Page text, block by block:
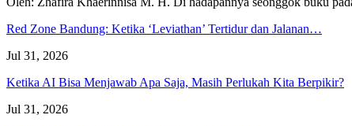
Red Zone Bandung: Ketika ‘Leviathan’ Tertidur dan Jalanan…
Jul 31, 2026
Ketika AI Bisa Menjawab Apa Saja, Masih Perlukah Kita Berpikir?
Jul 31, 2026